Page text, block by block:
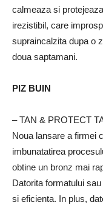
calmeaza si
irezistibil, care
supraincalzita dupa o
doua saptamani.
PIZ BUIN
– TAN & PROTECT
Noua lansare a firmei
imbunatatirea
obtine un bronz mai
Datorita formatului
si eficienta. In plus,